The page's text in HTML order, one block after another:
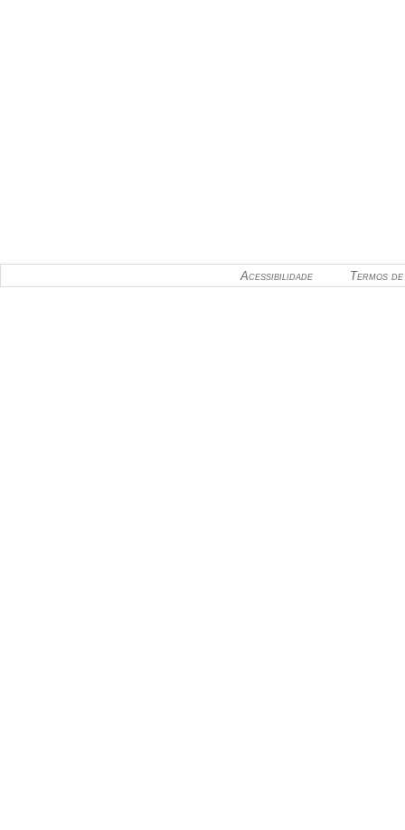
Termos
Acessibilidade